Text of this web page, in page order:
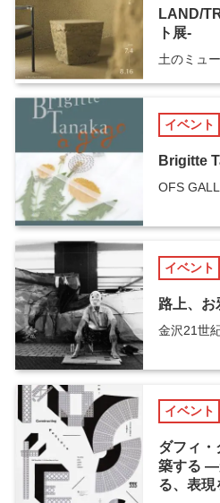
LAND/
ト展-
土のミュ
イベント
Brigitte
OFS
イベント
路上、お
金沢21世
イベント
ダフィ・
築する ―
る、表